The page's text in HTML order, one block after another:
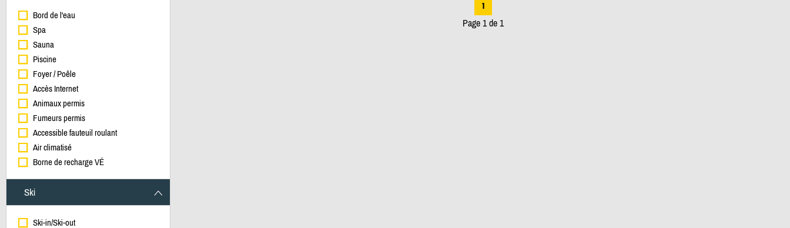
Bord de l'eau
Spa
Sauna
Piscine
Foyer / Poêle
Accès Internet
Animaux permis
Fumeurs permis
Accessible fauteuil roulant
Air climatisé
Borne de recharge VÉ
Ski
Ski-in/Ski-out
1
Page 1 de 1